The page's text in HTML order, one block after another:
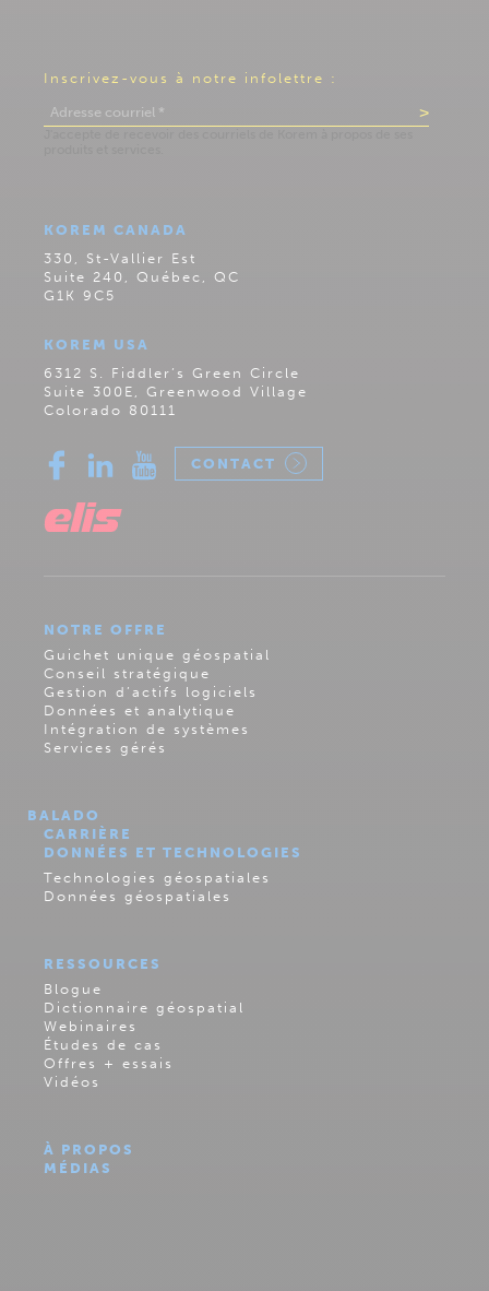
Inscrivez-vous à notre infolettre :
KOREM CANADA
330, St-Vallier Est
Suite 240, Québec, QC
G1K 9C5
KOREM USA
6312 S. Fiddler’s Green Circle
Suite 300E, Greenwood Village
Colorado 80111
CONTACT
NOTRE OFFRE
Guichet unique géospatial
Conseil stratégique
Gestion d’actifs logiciels
Données et analytique
Intégration de systèmes
Services gérés
BALADO
CARRIÈRE
DONNÉES ET TECHNOLOGIES
Technologies géospatiales
Données géospatiales
RESSOURCES
Blogue
Dictionnaire géospatial
Webinaires
Études de cas
Offres + essais
Vidéos
À PROPOS
MÉDIAS